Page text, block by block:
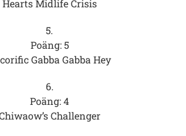
Hearts Midlife Crisis
5.
Poäng: 5
Gabba Gabba Hey
6.
Poäng: 4
Challenger